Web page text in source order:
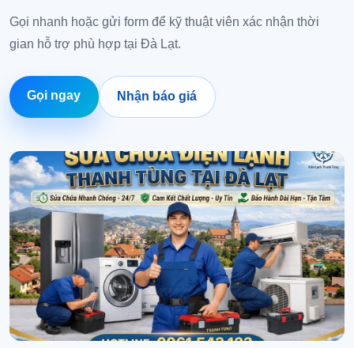
Gọi nhanh hoặc gửi form để kỹ thuật viên xác nhận thời
gian hỗ trợ phù hợp tại Đà Lạt.
Gọi ngay Nhận báo giá